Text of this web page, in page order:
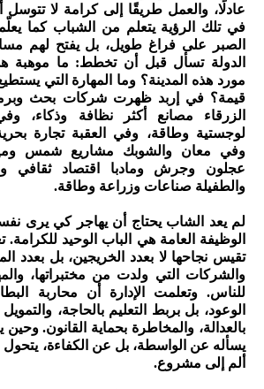
عادلًا، والعمل طريقًا إلى كرامة لا تتوسل
في تلك الرؤية يتعلم من الشباب كما
الصبر على فراغ طويل، بل يفتح لهم
الدولة تسأل قبل أن تخطط: ما موهبة
مورد هذه المدينة؟ وما المهارة التي يستطيع
قيمة؟ في إربد ظهرت شركات بحث
الزرقاء مصانع أكثر نظافة وذكاء،
لوجستية وطاقة، وفي العقبة تجارة
وفي معان والشوبك مشاريع شمس
عجلون وجرش ومادبا اقتصاد ثقافي
والطفيلة صناعات وزراعة وطاقة.
لم يعد الشاب يحتاج أن يهاجر كي يرى
الوظيفة العامة هي الباب الوحيد
تقيس نجاحها لا بعدد الخريجين، بل بعدد
والشركات التي ولدت من مختبراتها،
للناس. وتعلمت الإدارة أن محاربة
الوعود، بل بربط التعليم بالحاجة،
بالعدالة، والمخاطرة بحماية القانون.
يسأله عن الواسطة، بل عن الكفاءة،
ألم إلى مشروع.